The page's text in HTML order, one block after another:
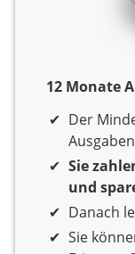
12 Monate
12 Monate
Der
Ausgaben
Sie
und
Danach
Sie